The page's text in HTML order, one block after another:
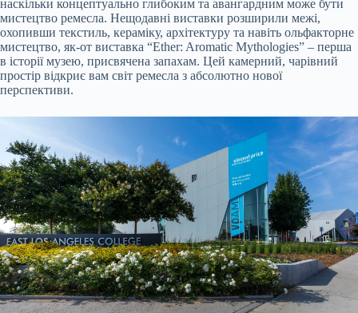
наскільки концептуально глибоким та авангардним може бути
мистецтво ремесла. Нещодавні виставки розширили межі,
охопивши текстиль, кераміку, архітектуру та навіть ольфакторне
мистецтво, як-от виставка “Ether: Aromatic Mythologies” – перша
в історії музею, присвячена запахам. Цей камерний, чарівний
простір відкриє вам світ ремесла з абсолютно нової
перспективи.